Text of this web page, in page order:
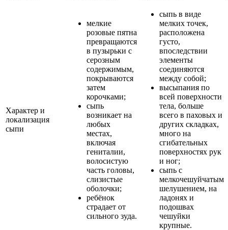
Характер и
локализация
сыпи
мелкие
розовые пятна
превращаются
в пузырьки с
серозным
содержимым,
покрываются
затем
корочками;
сыпь
возникает на
любых
местах,
включая
гениталии,
волосистую
часть головы,
слизистые
оболочки;
ребёнок
страдает от
сильного зуда.
сыпь в виде
мелких точек,
расположена
густо,
впоследствии
элементы
соединяются
между собой;
высыпания по
всей поверхности
тела, больше
всего в паховых и
других складках,
много на
сгибательных
поверхностях рук
и ног;
сыпь с
мелкочешуйчатым
шелушением, на
ладонях и
подошвах
чешуйки
крупные.